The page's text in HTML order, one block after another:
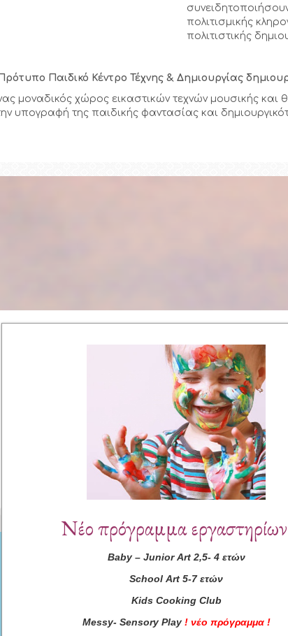
πολιτισμικής
πολιτιστικής
Παιδικό Κέντρο Τέχνης & Δημιουργίας
μοναδικός χώρος εικαστικών τεχνών μουσικής και
υπογραφή της παιδικής φαντασίας και
Συνεργάτες
Νέο πρόγραμμα εργαστηρίων
Baby– Junior Art2,5- 4 ετών
School Art 5-7 ετών
Kids Cooking Club
Messy- Sensory Play ! νέο πρόγραμμα !